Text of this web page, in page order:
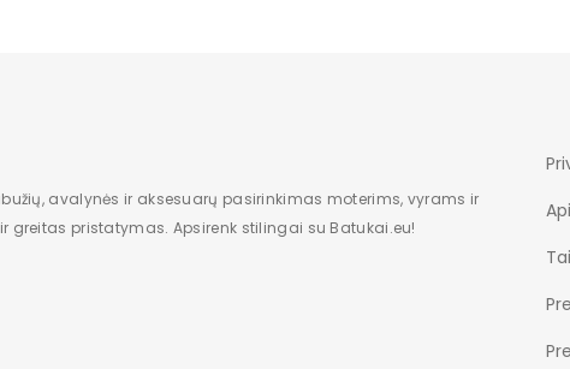
avalynės ir aksesuarų pasirinkimas moterims, vyrams ir
greitas pristatymas. Apsirenk stilingai su Batukai.eu!